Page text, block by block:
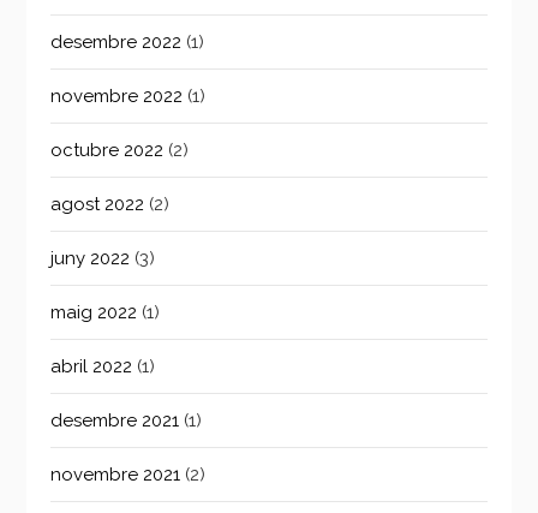
desembre 2022 (1)
novembre 2022 (1)
octubre 2022 (2)
agost 2022 (2)
juny 2022 (3)
maig 2022 (1)
abril 2022 (1)
desembre 2021 (1)
novembre 2021 (2)